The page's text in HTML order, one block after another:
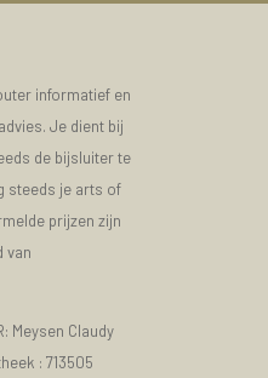
informatief en
Je dient bij
de bijsluiter te
steeds je arts of
prijzen zijn
van
Meysen Claudy
: 713505